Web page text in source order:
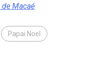
Macaé
Papai Noel